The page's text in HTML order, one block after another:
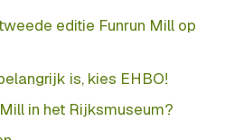
editie Funrun Mill op
is, kies EHBO!
in het Rijksmuseum?